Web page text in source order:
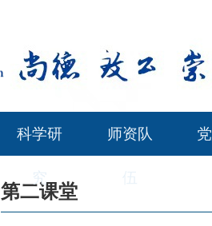
科学研
究
师资队
第二课堂